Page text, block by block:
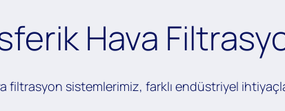
Hava
filtrasyon sistemlerimiz, farklı endüstriyel